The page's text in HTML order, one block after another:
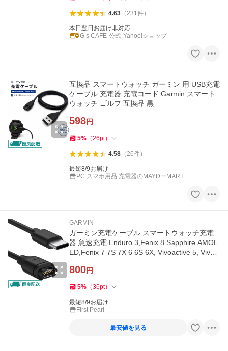
4.63（231件）
本日翌日お届け非対応
G s CAFE-公式-Yahoo!ショップ
互換品 スマートウォッチ ガーミン 用 USB充電
ケーブル 充電器 充電コード Garmin スマート
ウォッチ ゴルフ 互換品 黒
598円
5% （26pt）
4.58（26件）
最短8/9お届け
PC.スマホ用品.充電器のMAYDーMART
GARMIN
ガーミン充電ケーブル スマートウォッチ充電
器 急速充電 Enduro 3,Fenix 8 Sapphire AMOL
ED,Fenix 7 7S 7X 6 6S 6X, Vivoactive 5, Vivos
800円
5% （36pt）
最短8/9お届け
First Pearl
最安値を見る